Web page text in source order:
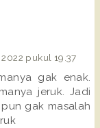
pukul 19.37
gak enak.
jeruk. Jadi
gak masalah